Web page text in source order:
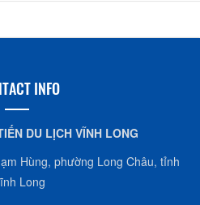
INFO
DU LỊCH VĨNH LONG
Hùng, phường Long Châu, tỉnh
Long